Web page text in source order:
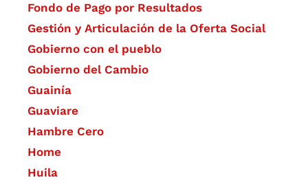
Fondo de Pago por Resultados
Gestión y Articulación de la Oferta Social
Gobierno con el pueblo
Gobierno del Cambio
Guainía
Guaviare
Hambre Cero
Home
Huila